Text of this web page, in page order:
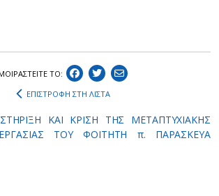
ΤΟ:
ΕΠΙΣΤΡΟΦΗ ΣΤΗ ΛΙΣΤΑ
ΚΑΙ ΚΡΙΣΗ ΤΗΣ ΜΕΤΑΠΤΥΧΙΑΚΗΣ
ΤΟΥ ΦΟΙΤΗΤΗ π. ΠΑΡΑΣΚΕΥΑ